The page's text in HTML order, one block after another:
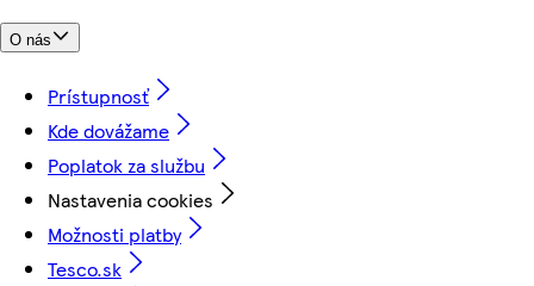
O nás
Prístupnosť
Kde dovážame
Poplatok za službu
Nastavenia cookies
Možnosti platby
Tesco.sk